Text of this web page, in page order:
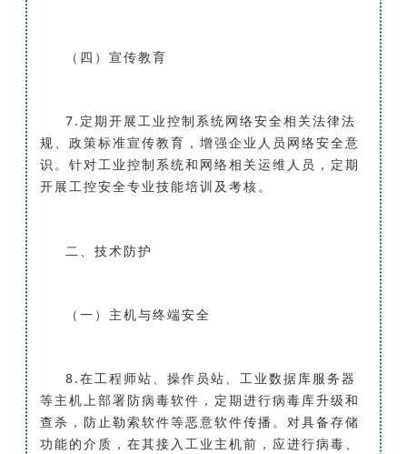
（四）宣传教育
7.定期开展工业控制系统网络安全相关法律法
规、政策标准宣传教育，增强企业人员网络安全意
识。针对工业控制系统和网络相关运维人员，定期
开展工控安全专业技能培训及考核。
二、技术防护
（一）主机与终端安全
8.在工程师站、操作员站、工业数据库服务器
等主机上部署防病毒软件，定期进行病毒库升级和
查杀，防止勒索软件等恶意软件传播。对具备存储
功能的介质，在其接入工业主机前，应进行病毒、